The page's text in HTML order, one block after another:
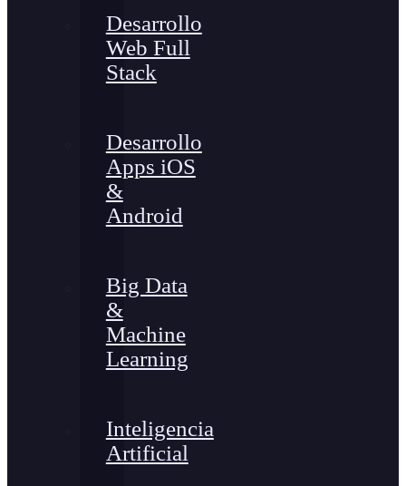
Desarrollo
Web Full
Stack
Desarrollo
Apps iOS
&
Android
Big Data
&
Machine
Learning
Inteligencia
Artificial